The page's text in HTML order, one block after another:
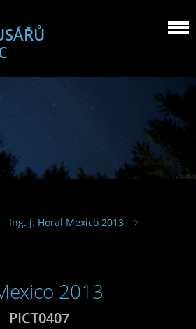
Ing. J. Horal Mexico 2013
2013
PICT0407